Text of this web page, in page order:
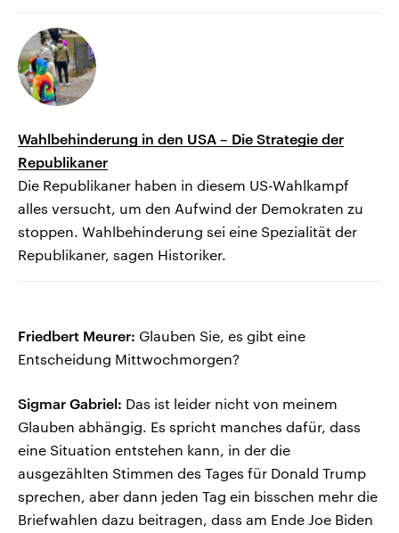
Wahlbehinderung in den USA – Die Strategie der
Republikaner
Die Republikaner haben in diesem US-Wahlkampf
alles versucht, um den Aufwind der Demokraten zu
stoppen. Wahlbehinderung sei eine Spezialität der
Republikaner, sagen Historiker.
Friedbert Meurer: Glauben Sie, es gibt eine
Entscheidung Mittwochmorgen?
Sigmar Gabriel: Das ist leider nicht von meinem
Glauben abhängig. Es spricht manches dafür, dass
eine Situation entstehen kann, in der die
ausgezählten Stimmen des Tages für Donald Trump
sprechen, aber dann jeden Tag ein bisschen mehr die
Briefwahlen dazu beitragen, dass am Ende Joe Biden